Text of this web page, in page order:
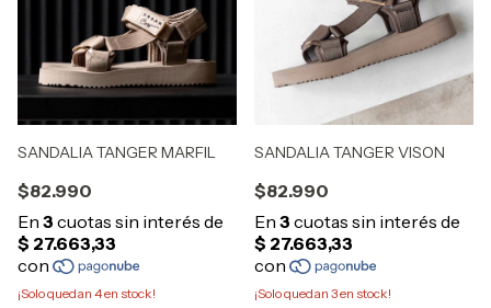
SANDALIA TANGER MARFIL
$82.990
¡Solo quedan 4en stock!
SANDALIA TANGER VISON
$82.990
¡Solo quedan 3en stock!